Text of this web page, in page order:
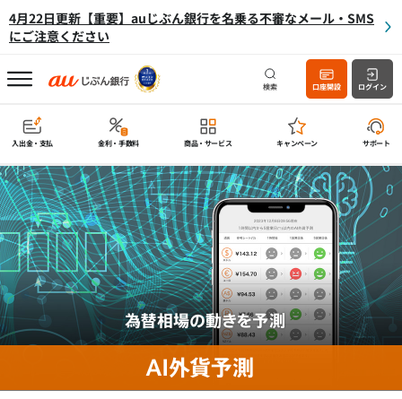
4月22日更新【重要】auじぶん銀行を名乗る不審なメール・SMS
にご注意ください
検索 口座開設 ログイン
入出金・支払 金利・手数料 商品・サービス キャンペーン サポート